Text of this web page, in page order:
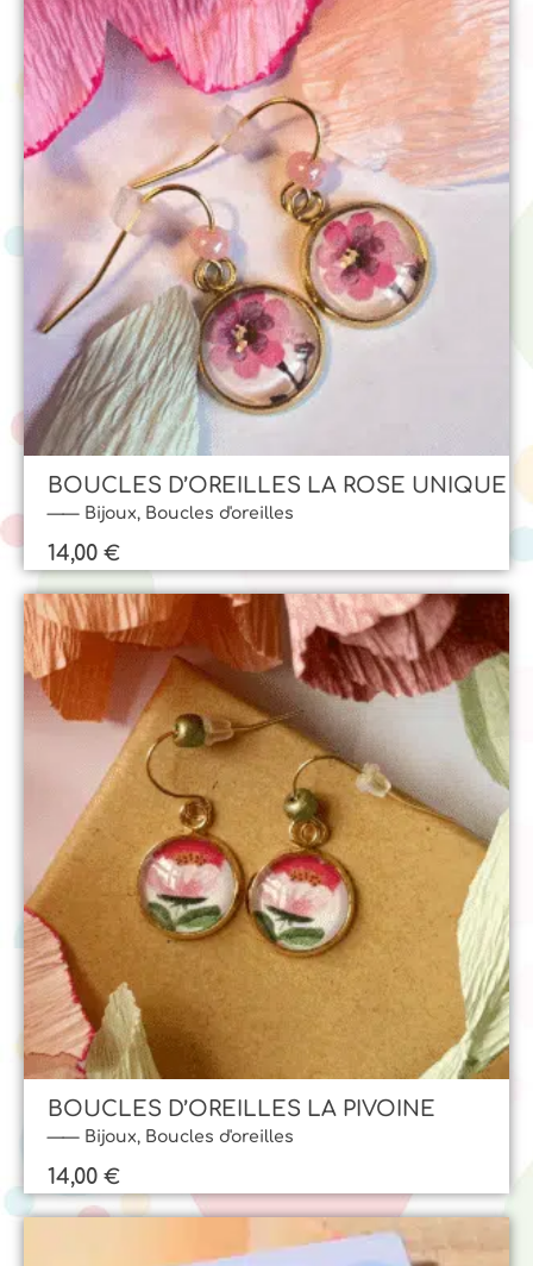
Bijoux, Boucles d'oreilles
BOUCLES D’OREILLES LA ROSE UNIQUE
14,00 €
Bijoux, Boucles d'oreilles
BOUCLES D’OREILLES LA PIVOINE
14,00 €